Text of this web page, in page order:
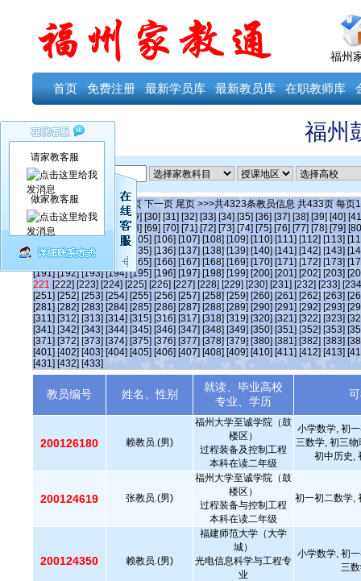
福州
首页 免费注册 最新学员库 最新教员库 在职教师库
福州
ID
当前第221 上一页 下一页 尾页 >>>共4323条教员信息 共433页 每页
[24] [25] [26] [27] [28] [29] [30] [31] [32] [33] [34] [35] [36] [37] [38] [39] [40]
[63] [64] [67] [68] [69] [70] [71] [72] [73] [74] [75] [76] [77] [78] [79]
[101] [102] [103] [104] [105] [106] [107] [108] [109] [110] [111] [112] [113]
[131] [132] [133] [135] [136] [137] [138] [139] [140] [141] [142] [143]
[164] [165] [166] [167] [168] [169] [170] [171] [172] [173]
[191] [192] [193] [194] [195] [196] [197] [198] [199] [200] [201] [202] [203]
221 [222] [223] [224] [225] [226] [227] [228] [229] [230] [231] [232] [233]
[251] [252] [253] [254] [255] [256] [257] [258] [259] [260] [261] [262] [263]
[281] [282] [283] [284] [285] [286] [287] [288] [289] [290] [291] [292] [293]
[311] [312] [313] [314] [315] [316] [317] [318] [319] [320] [321] [322] [323]
[341] [342] [343] [344] [345] [346] [347] [348] [349] [350] [351] [352] [353]
[371] [372] [373] [374] [375] [376] [377] [378] [379] [380] [381] [382] [383]
[401] [402] [403] [404] [405] [406] [407] [408] [409] [410] [411] [412] [413]
[431] [432] [433]
教员编号 姓名、性别
就读、毕业高校
专业、学历
200126180 赖教员.(男)
福州大学至诚学院（鼓
楼区）
过程装备及控制工程
本科在读二年级
小学数学, 初
三数学, 初三
初中历史,
200124619 张教员.(男)
福州大学至诚学院（鼓
楼区）
过程装备与控制工程
本科在读二年级
初一初二数学,
200124350 赖教员.(男)
福建师范大学（大学
城）
光电信息科学与工程专
业
小学数学, 初
三
请家教客服
做家教客服